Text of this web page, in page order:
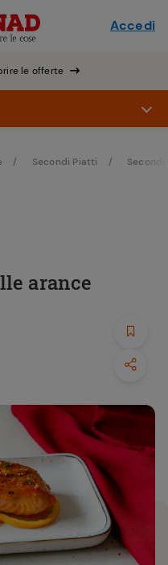
le offerte
Accedi
Secondi Piatti
arance